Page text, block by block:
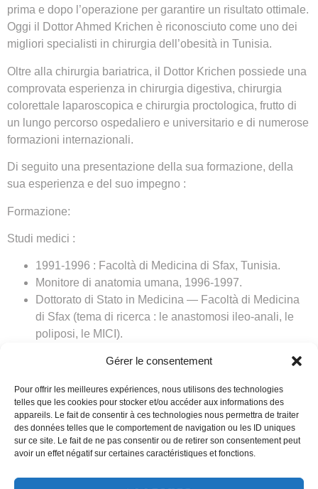
Gérer le consentement
Pour offrir les meilleures expériences, nous utilisons des technologies
telles que les cookies pour stocker et/ou accéder aux informations des
appareils. Le fait de consentir à ces technologies nous permettra de traiter
des données telles que le comportement de navigation ou les ID uniques
sur ce site. Le fait de ne pas consentir ou de retirer son consentement peut
avoir un effet négatif sur certaines caractéristiques et fonctions.
prima e dopo l’operazione per garantire un risultato ottimale.
Oggi il Dottor Ahmed Krichen è riconosciuto come uno dei
migliori specialisti in chirurgia dell’obesità in Tunisia.
Oltre alla chirurgia bariatrica, il Dottor Krichen possiede una
comprovata esperienza in chirurgia digestiva, chirurgia
colorettale laparoscopica e chirurgia proctologica, frutto di
un lungo percorso ospedaliero e universitario e di numerose
formazioni internazionali.
Di seguito una presentazione della sua formazione, della
sua esperienza e del suo impegno :
Formazione:
Studi medici :
1991-1996 : Facoltà di Medicina di Sfax, Tunisia.
Monitore di anatomia umana, 1996-1997.
Dottorato di Stato in Medicina — Facoltà di Medicina
di Sfax (tema di ricerca : le anastomosi ileo-anali, le
poliposi, le MICI).
Specialità in chirurgia generale e digestiva : settembre
2002.
Competenza in chirurgia laparoscopica.
Competenza in chirurgia proctologica.
Formazione in proctolaser.
Esperienza:
Assistentato : ottobre 2001, reparto di chirurgia A,